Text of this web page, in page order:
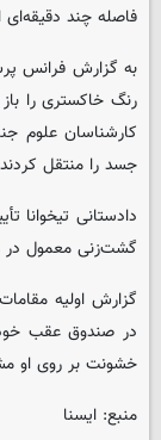
فاصله چند دقیقه‌ای
به گزارش فرانس
رنگ خاکستری را
کارشناسان علوم
جسد را منتقل
دادستانی
گشت‌زنی معمول
گزارش اولیه
در صندوق عقب
خشونت بر روی او
منبع: ایسنا